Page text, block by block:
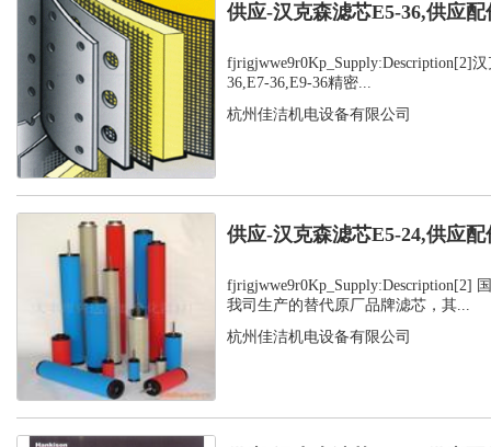
供应-汉克森滤芯E5-36,供应配
fjrigjwwe9r0Kp_Supply:Description[2]
36,E7-36,E9-36精密...
杭州佳洁机电设备有限公司
供应-汉克森滤芯E5-24,供应配
fjrigjwwe9r0Kp_Supply:Description[2]
我司生产的替代原厂品牌滤芯，其...
杭州佳洁机电设备有限公司